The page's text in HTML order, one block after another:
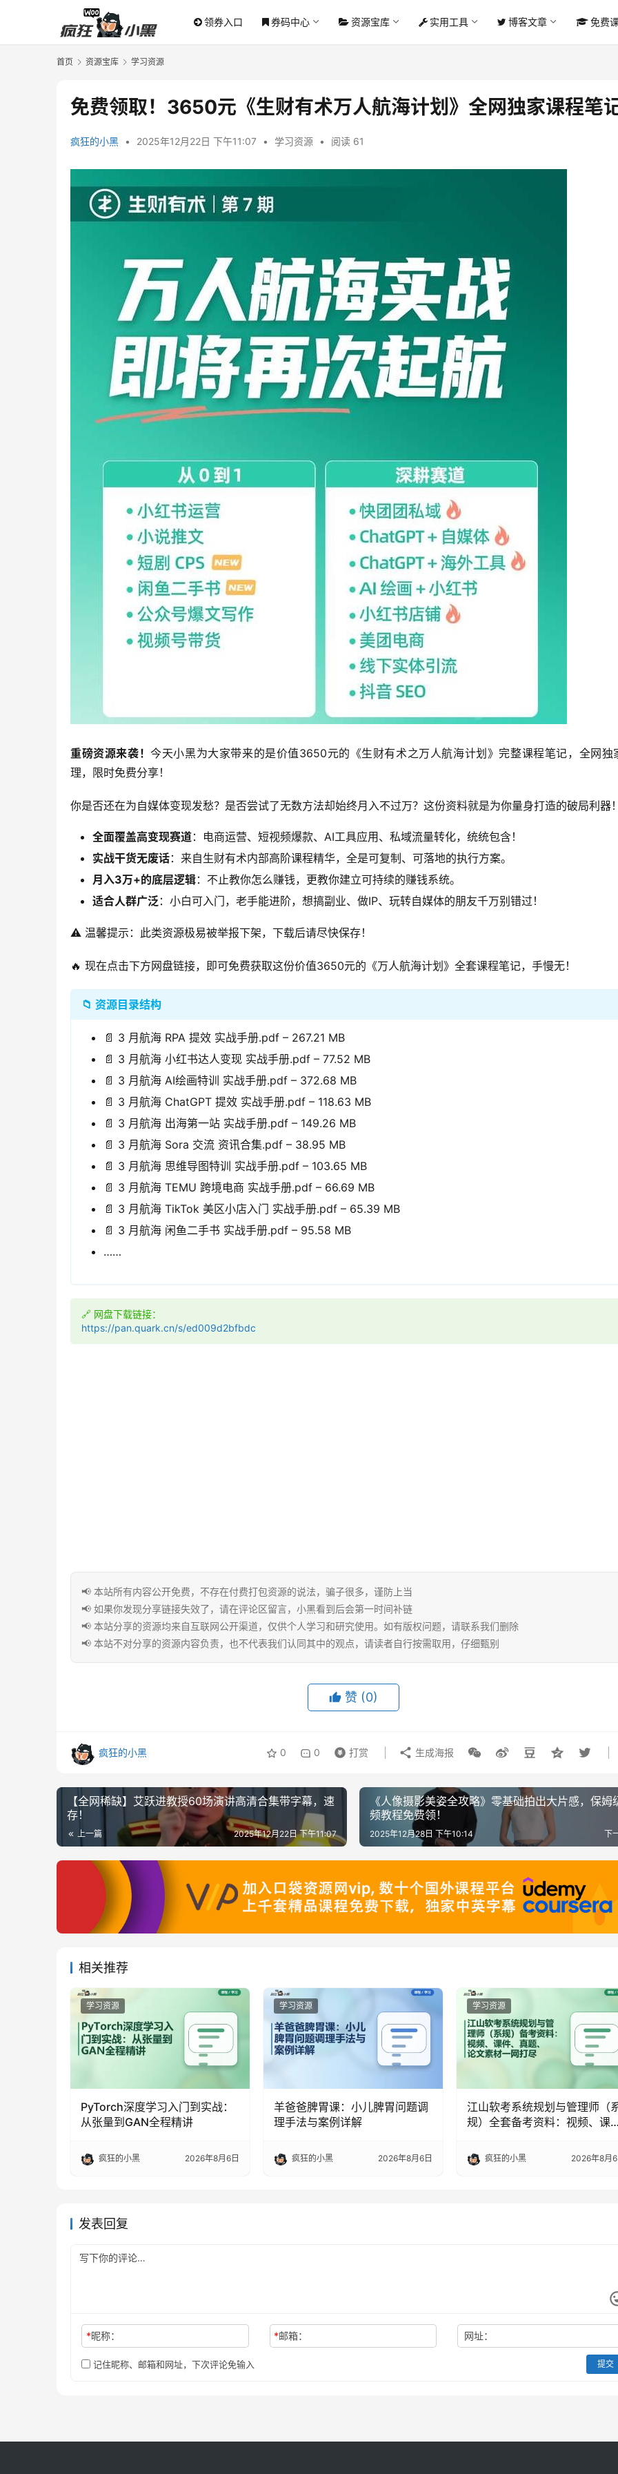
领券入口 券码中心 资源宝库 实用工具 博客文章 免费
首页 资源宝库 学习资源
免费领取！3650元《生财有术万人航海计划》全网独家课程笔
疯狂的小黑 • 2025年12月22日 下午11:07 • 学习资源 • 阅读 61
重磅资源来袭！今天小黑为大家带来的是价值3650元的《生财有术之万人航海计划》完整课程笔记，全网独
理，限时免费分享！
你是否还在为自媒体变现发愁？是否尝试了无数方法却始终月入不过万？这份资料就是为你量身打造的破局利器
全面覆盖高变现赛道：电商运营、短视频爆款、AI工具应用、私域流量转化，统统包含！
实战干货无废话：来自生财有术内部高阶课程精华，全是可复制、可落地的执行方案。
月入3万+的底层逻辑：不止教你怎么赚钱，更教你建立可持续的赚钱系统。
适合人群广泛：小白可入门，老手能进阶，想搞副业、做IP、玩转自媒体的朋友千万别错过！
⚠️ 温馨提示：此类资源极易被举报下架，下载后请尽快保存！
🔥 现在点击下方网盘链接，即可免费获取这份价值3650元的《万人航海计划》全套课程笔记，手慢无！
📁 资源目录结构
📄 3 月航海 RPA 提效 实战手册.pdf – 267.21 MB
📄 3 月航海 小红书达人变现 实战手册.pdf – 77.52 MB
📄 3 月航海 AI绘画特训 实战手册.pdf – 372.68 MB
📄 3 月航海 ChatGPT 提效 实战手册.pdf – 118.63 MB
📄 3 月航海 出海第一站 实战手册.pdf – 149.26 MB
📄 3 月航海 Sora 交流 资讯合集.pdf – 38.95 MB
📄 3 月航海 思维导图特训 实战手册.pdf – 103.65 MB
📄 3 月航海 TEMU 跨境电商 实战手册.pdf – 66.69 MB
📄 3 月航海 TikTok 美区小店入门 实战手册.pdf – 65.39 MB
📄 3 月航海 闲鱼二手书 实战手册.pdf – 95.58 MB
……
🔗 网盘下载链接：
https://pan.quark.cn/s/ed009d2bfbdc
📢 本站所有内容公开免费，不存在付费打包资源的说法，骗子很多，谨防上当
📢 如果你发现分享链接失效了，请在评论区留言，小黑看到后会第一时间补链
📢 本站分享的资源均来自互联网公开渠道，仅供个人学习和研究使用。如有版权问题，请联系我们删除
📢 本站不对分享的资源内容负责，也不代表我们认同其中的观点，请读者自行按需取用，仔细甄别
赞 (0)
疯狂的小黑 0 0 打赏 生成海报
【全网稀缺】艾跃进教授60场演讲高清合集带字幕，速
存！
上一篇 2025年12月22日 下午11:07
《人像摄影美姿全攻略》零基础拍出大片感，保姆
频教程免费领！
下
2025年12月28日 下午10:14
相关推荐
学习资源
PyTorch深度学习入门到实战：
从张量到GAN全程精讲
疯狂的小黑 2026年8月6日
学习资源
羊爸爸脾胃课：小儿脾胃问题调
理手法与案例详解
疯狂的小黑 2026年8月6日
学习资源
江山软考系统规划与管理师（
规）全套备考资料：视频、课
疯狂的小黑 2026年8月
发表回复
*昵称： *邮箱： 网址：
记住昵称、邮箱和网址，下次评论免输入 提交